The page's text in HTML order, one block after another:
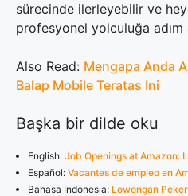
sürecinde ilerleyebilir ve
profesyonel yolculuğa
Also Read: Mengapa Anda
Balap Mobile Teratas Ini
Başka bir dilde oku
English: Job Openings at Amazon:
Español: Vacantes de empleo en
Bahasa Indonesia: Lowongan